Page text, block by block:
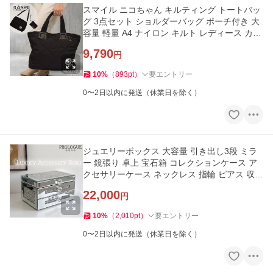
スマイル ニコちゃん キルティング トートバッ
グ 3点セット ショルダーバッグ ポーチ付き 大
容量 軽量 A4 ナイロン キルト レディース カバ
9,790円
10% （893pt） 要エントリー
0〜2日以内に発送（休業日を除く）
ジュエリーボックス 大容量 引き出し3段 ミラ
ー 鏡張り 卓上 宝石箱 コレクションケース ア
クセサリーケース ネックレス 指輪 ピアス 収納
22,000円
10% （2,010pt） 要エントリー
0〜2日以内に発送（休業日を除く）